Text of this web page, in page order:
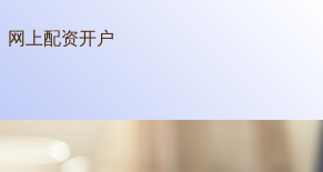
网上配资开户